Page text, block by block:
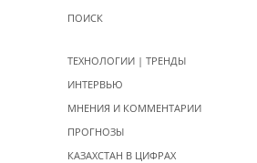
ПОИСК
ТЕХНОЛОГИИ | ТРЕНДЫ
ИНТЕРВЬЮ
МНЕНИЯ И КОММЕНТАРИИ
ПРОГНОЗЫ
КАЗАХСТАН В ЦИФРАХ